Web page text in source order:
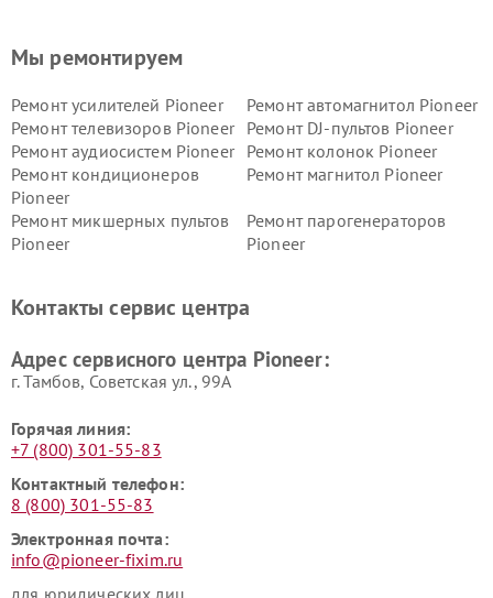
Мы ремонтируем
Ремонт усилителей Pioneer
Ремонт автомагнитол Pioneer
Ремонт телевизоров Pioneer
Ремонт DJ-пультов Pioneer
Ремонт аудиосистем Pioneer
Ремонт колонок Pioneer
Ремонт кондиционеров
Pioneer
Ремонт магнитол Pioneer
Ремонт микшерных пультов
Pioneer
Ремонт парогенераторов
Pioneer
Контакты сервис центра
Адрес сервисного центра Pioneer:
г. Тамбов, Советская ул., 99А
Горячая линия:
+7 (800) 301-55-83
Контактный телефон:
8 (800) 301-55-83
Электронная почта:
info@pioneer-fixim.ru
для юридических лиц